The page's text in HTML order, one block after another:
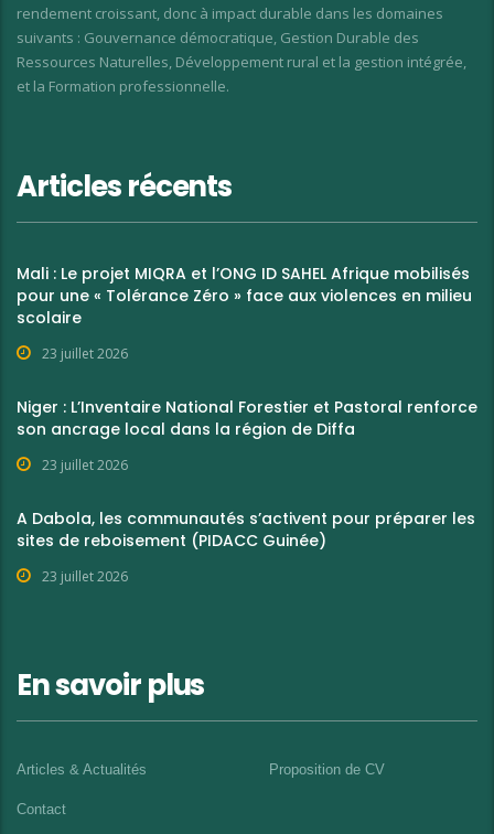
rendement croissant, donc à impact durable dans les domaines
suivants : Gouvernance démocratique, Gestion Durable des
Ressources Naturelles, Développement rural et la gestion intégrée,
et la Formation professionnelle.
Articles récents
Mali : Le projet MIQRA et l’ONG ID SAHEL Afrique mobilisés
pour une « Tolérance Zéro » face aux violences en milieu
scolaire
23 juillet 2026
Niger : L’Inventaire National Forestier et Pastoral renforce
son ancrage local dans la région de Diffa
23 juillet 2026
A Dabola, les communautés s’activent pour préparer les
sites de reboisement (PIDACC Guinée)
23 juillet 2026
En savoir plus
Articles & Actualités Proposition de CV
Contact